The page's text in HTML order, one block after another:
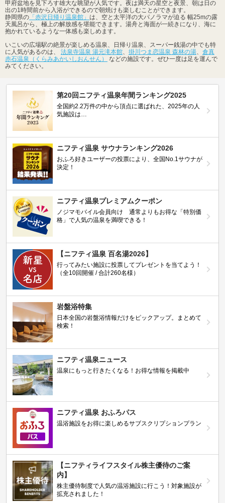
甲府盆地を見下ろす雄大な眺望が人気です。夜は満天の星空と夜景、朝は日の
出の1時間前から入浴ができるので朝焼けも楽しむことができます。
静岡県の 「赤沢日帰り温泉館」 は、空と太平洋の大パノラマが迫る 幅25mの露
天風呂から、極上の解放感を堪能できます。湯舟と海面が一続きになり、海に
抱かれているような一体感も楽しめます。
いこいの広場駅の絶景が楽しめる温泉、日帰り温泉、スーパー銭湯の中でも特
に人気があるのは、 法泉寺温泉 湯元滝本館 掛川つま恋温泉 森林の湯
倉真
赤石温泉（くらみあかいしおんせん）
などの施設です。ぜひ一度は足を運んで
みてください。
第20回ニフティ温泉年間ランキング2025
全国約2.2万件の中から頂点に選ばれた、2025年の人
気施設は…
ニフティ温泉 サウナランキング2026
おふろ好きユーザーの投票により、全国No.1サウナが
決定！
ニフティ温泉プレミアムクーポン
ノジマモバイル会員向け 通常よりもお得な「特別価
格」で人気の温泉を満喫できる！
【ニフティ温泉 百名湯2026】
行ってみたい施設に投票してプレゼントを当てよう！
（全10回開催 / 合計260名様）
岩盤浴特集
日本全国の岩盤浴情報だけをピックアップ。まとめて
検索！
ニフティ温泉ニュース
温泉にもっと行きたくなる！お得な情報を掲載中
ニフティ温泉 おふろパス
温浴施設をお得に楽しめるサブスクリプションプラン
【ニフティライフスタイル株主優待のご案
内】
株主優待制度で人気の温浴施設に行こう！対象施設が
拡充されました！